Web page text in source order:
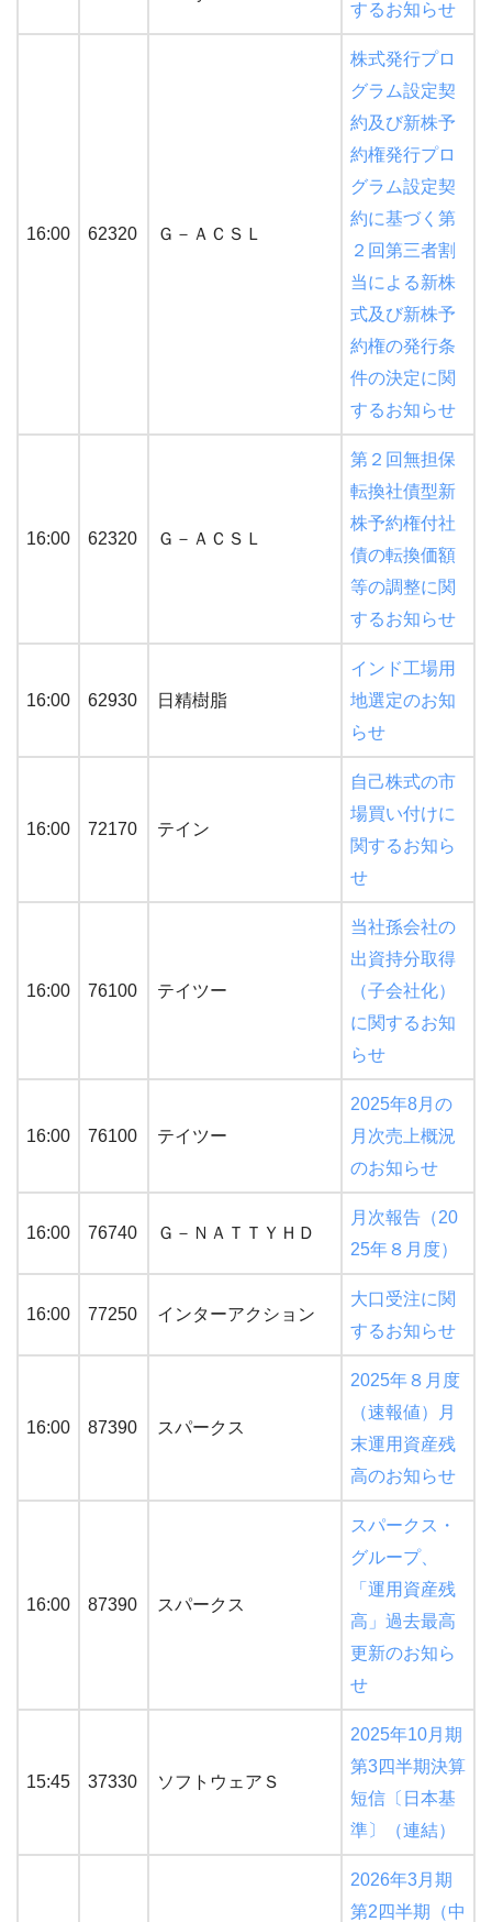
するお知らせ
16:00 62320 Ｇ－ＡＣＳＬ
株式発行プロ
グラム設定契
約及び新株予
約権発行プロ
グラム設定契
約に基づく第
２回第三者割
当による新株
式及び新株予
約権の発行条
件の決定に関
するお知らせ
16:00 62320 Ｇ－ＡＣＳＬ
第２回無担保
転換社債型新
株予約権付社
債の転換価額
等の調整に関
するお知らせ
16:00 62930 日精樹脂
インド工場用
地選定のお知
らせ
16:00 72170 テイン
自己株式の市
場買い付けに
関するお知ら
せ
16:00 76100 テイツー
当社孫会社の
出資持分取得
（子会社化）
に関するお知
らせ
16:00 76100 テイツー
2025年8月の
月次売上概況
のお知らせ
16:00 76740 Ｇ－ＮＡＴＴＹＨＤ
月次報告（20
25年８月度）
16:00 77250 インターアクション
大口受注に関
するお知らせ
16:00 87390 スパークス
2025年８月度
（速報値）月
末運用資産残
高のお知らせ
16:00 87390 スパークス
スパークス・
グループ、
「運用資産残
高」過去最高
更新のお知ら
せ
15:45 37330 ソフトウェアＳ
2025年10月期
第3四半期決算
短信〔日本基
準〕（連結）
2026年3月期
第2四半期（中